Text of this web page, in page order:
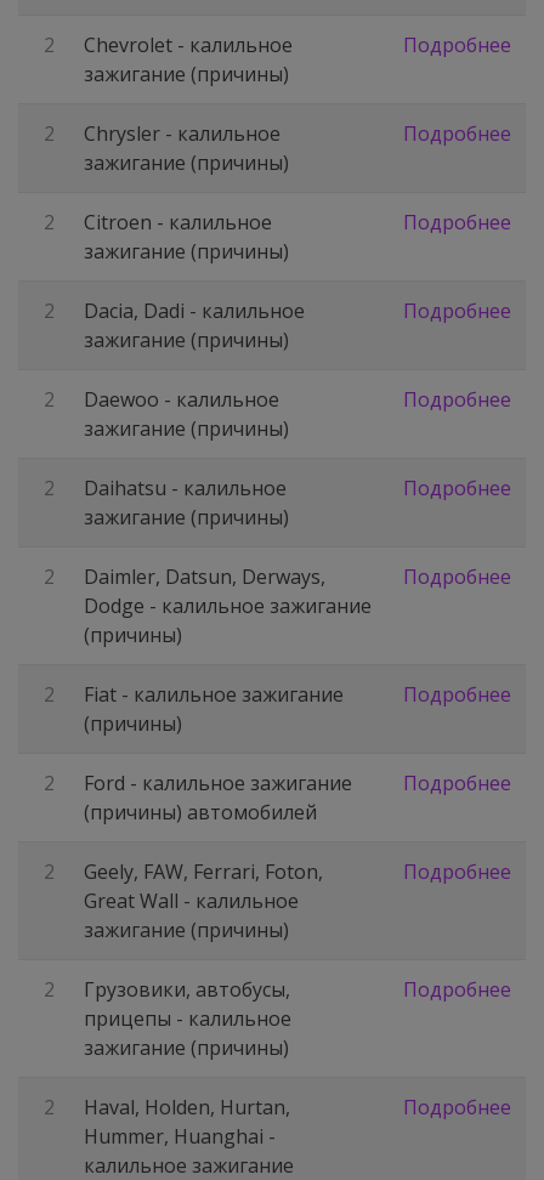
2
Chevrolet - калильное
зажигание (причины)
Подробнее
2
Chrysler - калильное
зажигание (причины)
Подробнее
2
Citroen - калильное
зажигание (причины)
Подробнее
2
Dacia, Dadi - калильное
зажигание (причины)
Подробнее
2
Daewoo - калильное
зажигание (причины)
Подробнее
2
Daihatsu - калильное
зажигание (причины)
Подробнее
2
Daimler, Datsun, Derways,
Dodge - калильное зажигание
(причины)
Подробнее
2
Fiat - калильное зажигание
(причины)
Подробнее
2
Ford - калильное зажигание
(причины) автомобилей
Подробнее
2
Geely, FAW, Ferrari, Foton,
Great Wall - калильное
зажигание (причины)
Подробнее
2
Грузовики, автобусы,
прицепы - калильное
зажигание (причины)
Подробнее
2
Haval, Holden, Hurtan,
Hummer, Huanghai -
калильное зажигание
Подробнее